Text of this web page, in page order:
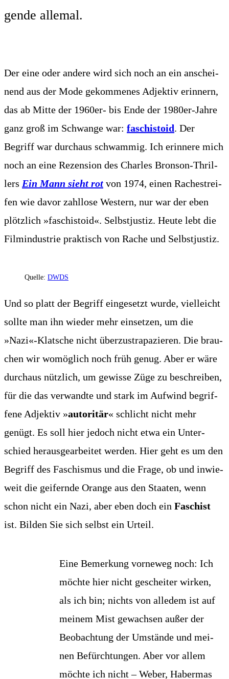
gen­de allemal.
Der eine oder ande­re wird sich noch an ein anschei­
nend aus der Mode gekom­me­nes Adjek­tiv erin­nern,
das ab Mit­te der 1960er- bis Ende der 1980er-Jah­re
ganz groß im Schwan­ge war: faschis­to­id. Der
Begriff war durch­aus schwam­mig. Ich erin­ne­re mich
noch an eine Rezen­si­on des Charles Bron­son-Thril­
lers Ein Mann sieht rot von 1974, einen Rache­strei­
fen wie davor zahl­lo­se Wes­tern, nur war der eben
plötz­lich »faschis­to­id«. Selbst­jus­tiz. Heu­te lebt die
Film­in­dus­trie prak­tisch von Rache und Selbstjustiz.
Quel­le: DWDS
Und so platt der Begriff ein­ge­setzt wur­de, viel­leicht
soll­te man ihn wie­der mehr ein­set­zen, um die
»Nazi«-Klatsche nicht über­zu­stra­pa­zie­ren. Die brau­
chen wir womög­lich noch früh genug. Aber er wäre
durch­aus nütz­lich, um gewis­se Züge zu beschrei­ben,
für die das ver­wand­te und stark im Auf­wind begrif­
fe­ne Adjek­tiv »auto­ri­tär« schlicht nicht mehr
genügt. Es soll hier jedoch nicht etwa ein Unter­
schied her­aus­ge­ar­bei­tet wer­den. Hier geht es um den
Begriff des Faschis­mus und die Fra­ge, ob und inwie­
weit die gei­fern­de Oran­ge aus den Staa­ten, wenn
schon nicht ein Nazi, aber eben doch ein Faschist
ist. Bil­den Sie sich selbst ein Urteil.
Eine Bemer­kung vor­ne­weg noch: Ich
möch­te hier nicht geschei­ter wir­ken,
als ich bin; nichts von alle­dem ist auf
mei­nem Mist gewach­sen außer der
Beob­ach­tung der Umstän­de und mei­
nen Befürch­tun­gen. Aber vor allem
möch­te ich nicht – Weber, Haber­mas